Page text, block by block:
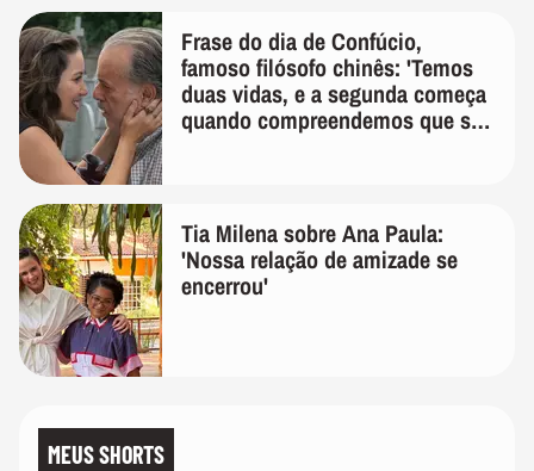
Frase do dia de Confúcio,
famoso filósofo chinês: 'Temos
duas vidas, e a segunda começa
quando compreendemos que só
Tia Milena sobre Ana Paula:
'Nossa relação de amizade se
encerrou'
MEUS SHORTS